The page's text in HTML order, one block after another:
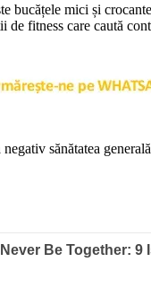
bucățele mici și
fitness care caută
sănătatea